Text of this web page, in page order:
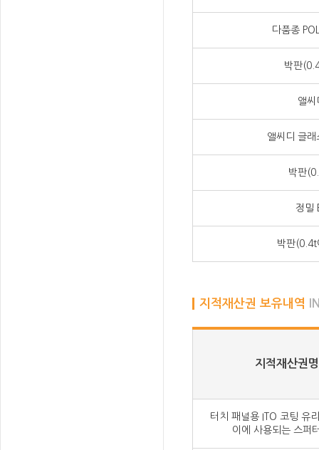
다품종
박판
앨씨
앨씨디 글
박판
정밀
박판(0.4t
지적재산권 보유내역
지적재산권
터치 패널용 ITO 코팅 유
이에 사용되는 스퍼